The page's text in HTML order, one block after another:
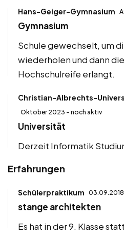
Hans-Geiger-Gymnasium
Gymnasium
Schule gewechselt, um
wiederholen und dann
Hochschulreife erlangt.
Christian-Albrechts-
Oktober 2023 – noch aktiv
Universität
Derzeit Informatik
Erfahrungen
Schülerpraktikum
stange architekten
Es hat in der 9. Klasse